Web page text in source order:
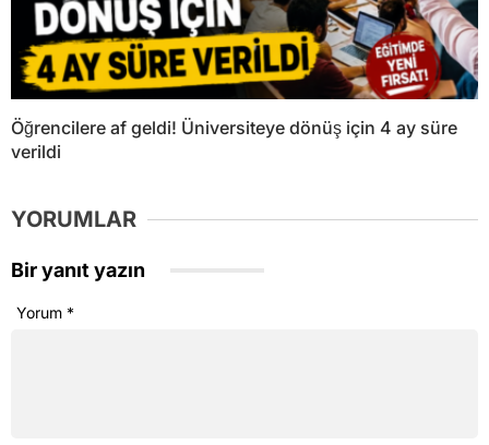
Öğrencilere af geldi! Üniversiteye dönüş için 4 ay süre
verildi
YORUMLAR
Bir yanıt yazın
Yorum *